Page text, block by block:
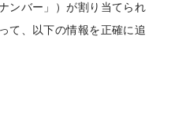
ンバー」）が割り当てられ
て、以下の情報を正確に追